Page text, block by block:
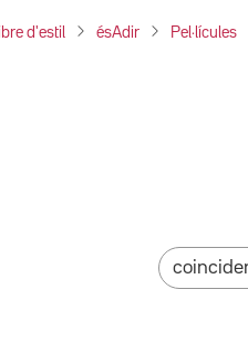
d'estil ésAdir Pel·lícules